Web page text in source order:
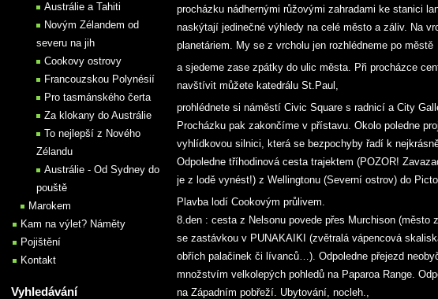
procházku nádhernými růžovými zahradami ke stanici
naskýtají jedinečné výhledy na celé město a záliv. Na
planetáriem. My se z vrcholu jen rozhlédneme po městě
a sjedeme zase zpátky do ulic města. Při procházce
navštívit můžete katedrálu St.Paul,
prohlédnete si náměstí Civic Square s radnicí a City
Procházku pak zakončíme v přístavu. Okolo poledne
vyhlídkovou silnici, která se bezpochyby řadí k
Odpoledne tříhodinová cesta trajektem (POZOR!
je z lodě vynést!) z Wellingtonu (Severní ostrov) do
Plavba lodí Cookovým průlivem.
8.den : cesta z Nelsonu povede přes Murchison (město
se zastávkou v PUNAKAIKI (zvětralá vápencová
obřích palačinek či lívanců…). Odpoledne přejezd
množstvím velkolepých pohledů na Paparoa Range.
na Západním pobřeží. Ubytování, nocleh.,
Austrálie a Tahiti
Novým Zélandem od
severu na jih
Cookovy ostrovy
Francouzskou Polynésií
Pro tasmánského čerta
Za klokany do Austrálie
To nejlepší z Nového
Zélandu
Austrálie - Od Sydney do
pouště
Marokem
Kam na výlet? Náměty
Pojištění
Kontakt
Vyhledávání